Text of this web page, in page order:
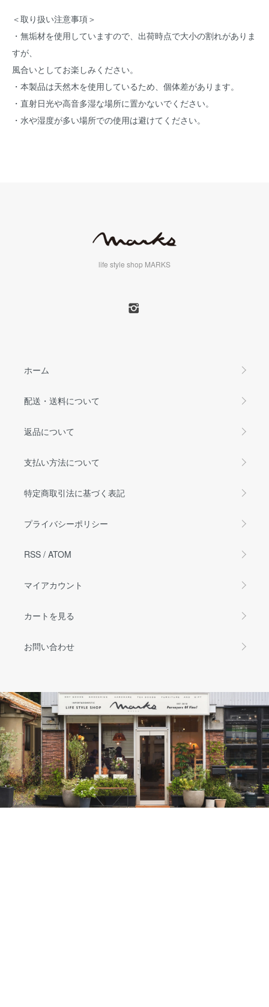
＜取り扱い注意事項＞
・無垢材を使用していますので、出荷時点で大小の割れがありま
すが、
風合いとしてお楽しみください。
・本製品は天然木を使用しているため、個体差があります。
・直射日光や高音多湿な場所に置かないでください。
・水や湿度が多い場所での使用は避けてください。
life style shop MARKS
ホーム
配送・送料について
返品について
支払い方法について
特定商取引法に基づく表記
プライバシーポリシー
RSS / ATOM
マイアカウント
カートを見る
お問い合わせ